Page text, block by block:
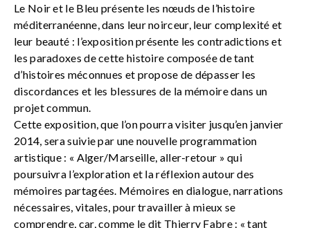
Le Noir et le Bleu présente les nœuds de l’histoire
méditerranéenne, dans leur noirceur, leur complexité et
leur beauté : l’exposition présente les contradictions et
les paradoxes de cette histoire composée de tant
d’histoires méconnues et propose de dépasser les
discordances et les blessures de la mémoire dans un
projet commun.
Cette exposition, que l’on pourra visiter jusqu’en janvier
2014, sera suivie par une nouvelle programmation
artistique : « Alger/Marseille, aller-retour » qui
poursuivra l’exploration et la réflexion autour des
mémoires partagées. Mémoires en dialogue, narrations
nécessaires, vitales, pour travailler à mieux se
comprendre, car, comme le dit Thierry Fabre : « tant